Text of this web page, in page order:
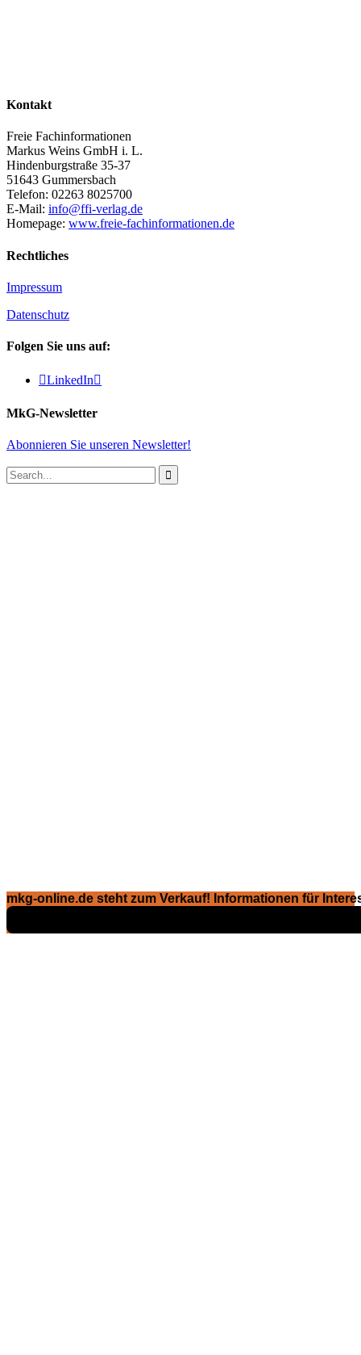
Kontakt
Freie Fachinformationen
Markus Weins GmbH i. L.
Hindenburgstraße 35-37
51643 Gummersbach
Telefon: 02263 8025700
E-Mail: info@ffi-verlag.de
Homepage: www.freie-fachinformationen.de
Rechtliches
Impressum
Datenschutz
Folgen Sie uns auf:
LinkedIn
MkG-Newsletter
Abonnieren Sie unseren Newsletter!

mkg-online.de steht zum Verkauf! Informationen für